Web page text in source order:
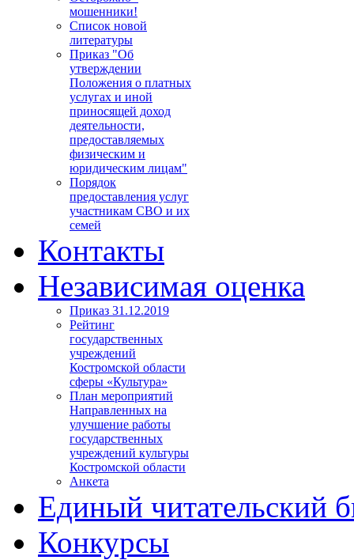
мошенники!
Список новой
литературы
Приказ "Об
утверждении
Положения о платных
услугах и иной
приносящей доход
деятельности,
предоставляемых
физическим и
юридическим лицам"
Порядок
предоставления услуг
участникам СВО и их
семей
Контакты
Независимая оценка
Приказ 31.12.2019
Рейтинг
государственных
учреждений
Костромской области
сферы «Культура»
План мероприятий
Направленных на
улучшение работы
государственных
учреждений культуры
Костромской области
Анкета
Единый читательский
Конкурсы